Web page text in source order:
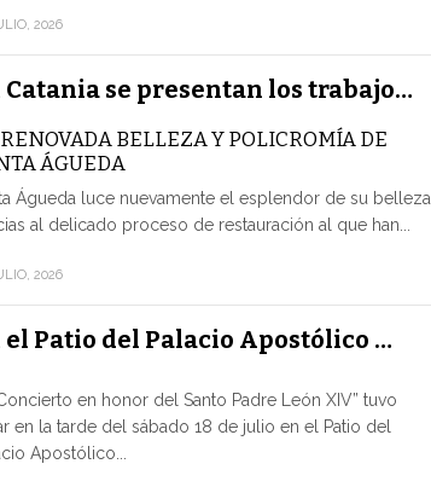
2026
Catania se presentan los trabajo…
BELLEZA Y POLICROMÍA DE
ÁGUEDA
Águeda luce nuevamente el esplendor de su belleza
al delicado proceso de restauración al que han...
2026
el Patio del Palacio Apostólico …
en honor del Santo Padre León XIV” tuvo
en la tarde del sábado 18 de julio en el Patio del
Apostólico...